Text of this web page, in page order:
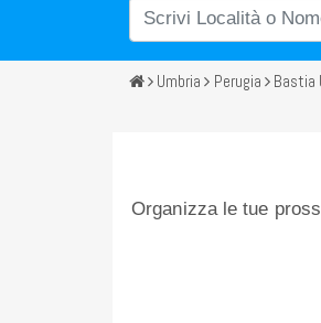
Umbria Perugia Bastia
Organizza le tue